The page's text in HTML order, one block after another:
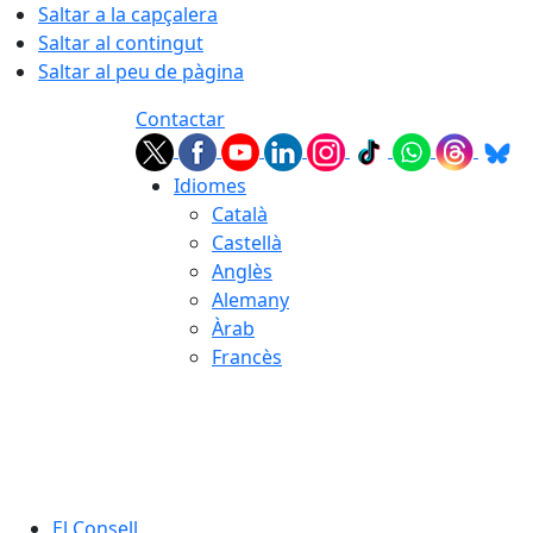
Saltar a la capçalera
Saltar al contingut
Saltar al peu de pàgina
Contactar
Idiomes
Català
Castellà
Anglès
Alemany
Àrab
Francès